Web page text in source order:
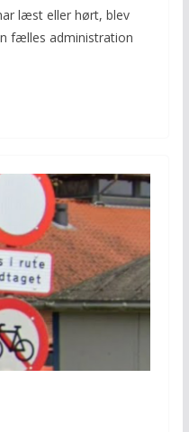
læst eller hørt, blev
fælles administration